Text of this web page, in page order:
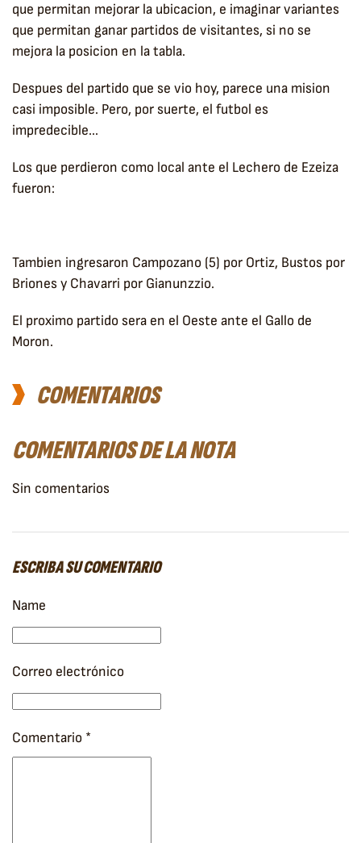
que permitan mejorar la ubicacion, e imaginar variantes
que permitan ganar partidos de visitantes, si no se
mejora la posicion en la tabla.
Despues del partido que se vio hoy, parece una mision
casi imposible. Pero, por suerte, el futbol es
impredecible...
Los que perdieron como local ante el Lechero de Ezeiza
fueron:
Tambien ingresaron Campozano (5) por Ortiz, Bustos por
Briones y Chavarri por Gianunzzio.
El proximo partido sera en el Oeste ante el Gallo de
Moron.
COMENTARIOS
COMENTARIOS DE LA NOTA
Sin comentarios
ESCRIBA SU COMENTARIO
Name
Correo electrónico
Comentario *